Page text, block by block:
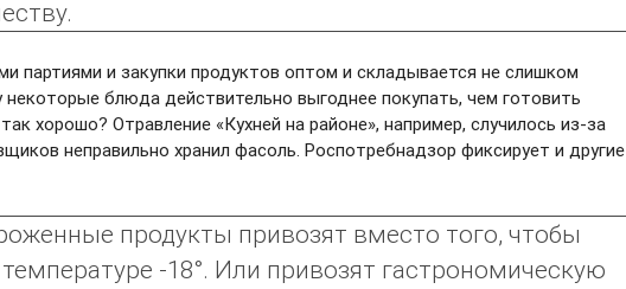
партиями и закупки продуктов оптом и складывается не слишком
блюда действительно выгоднее покупать, чем готовить
хорошо? Отравление «Кухней на районе», например, случилось из-за
неправильно хранил фасоль. Роспотребнадзор фиксирует и другие
продукты привозят вместо того, чтобы
-18°. Или привозят гастрономическую